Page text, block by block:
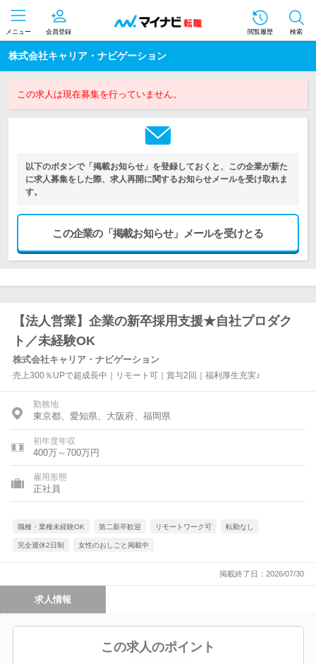
メニュー 会員登録 閲覧履歴 検索
株式会社キャリア・ナビゲーション
この求人は現在募集を行っていません。
以下のボタンで「掲載お知らせ」を登録しておくと、この企業が新た
に求人募集をした際、求人再開に関するお知らせメールを受け取れま
す。
この企業の「掲載お知らせ」メールを受けとる
【法人営業】企業の新卒採用支援★自社プロダク
ト／未経験OK
株式会社キャリア・ナビゲーション
売上300％UPで超成長中｜リモート可｜賞与2回｜福利厚生充実♪
勤務地
東京都、愛知県、大阪府、福岡県
初年度年収
400万～700万円
雇用形態
正社員
職種・業種未経験OK 第二新卒歓迎 リモートワーク可 転勤なし
完全週休2日制 女性のおしごと掲載中
掲載終了日：2026/07/30
求人情報
この求人のポイント